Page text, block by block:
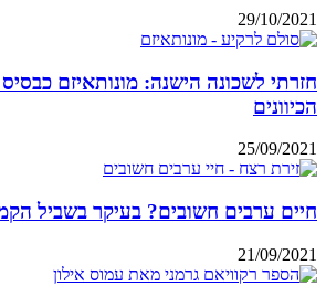
29/10/2021
חזרתי לשכונה הישנה: מונותאיזם
הכיוונים
25/09/2021
חיים ערבים חשובים? בעיקר בשביל
21/09/2021